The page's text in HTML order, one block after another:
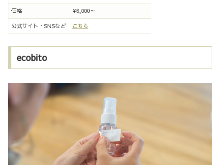
価格 ¥6,000～
公式サイト・SNSなど こちら
ecobito